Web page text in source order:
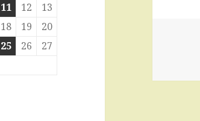
11 12
13
18 19
20
25 26
27